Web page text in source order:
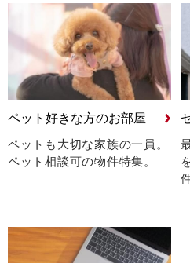
ペット好きな方のお部屋
ペットも大切な家族の一員。
ペット相談可の物件特集。